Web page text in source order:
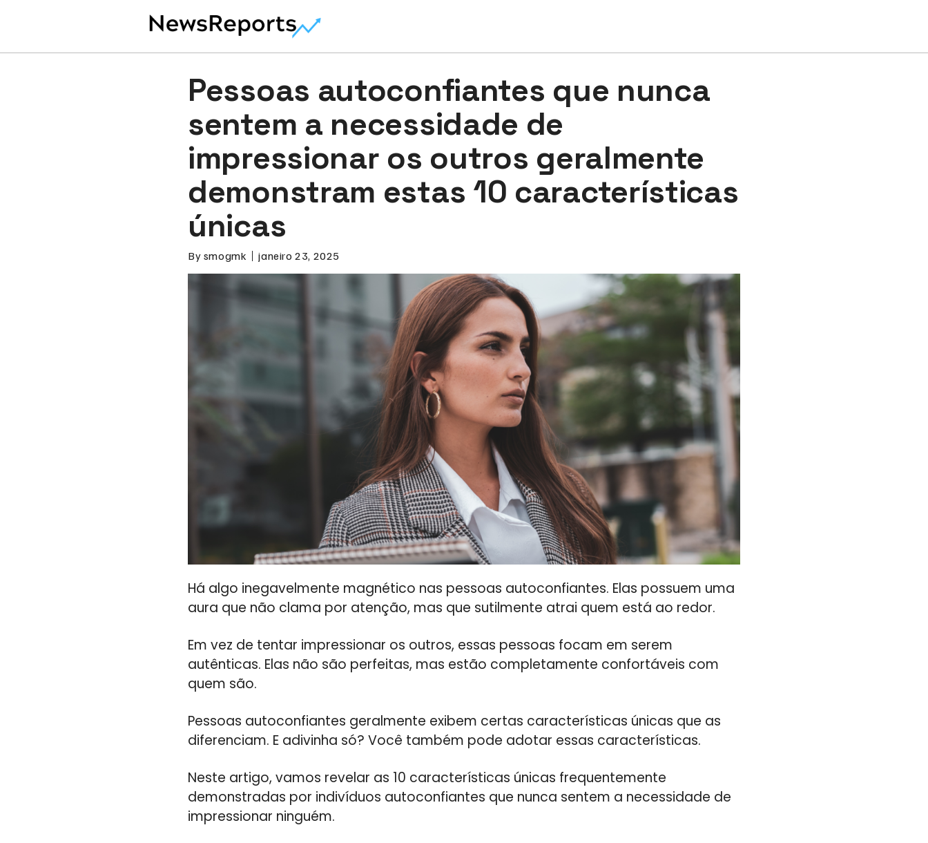
Pessoas autoconfiantes que nunca
sentem a necessidade de
impressionar os outros geralmente
demonstram estas 10 características
únicas
By smogmk janeiro 23, 2025
Há algo inegavelmente magnético nas pessoas autoconfiantes. Elas possuem uma
aura que não clama por atenção, mas que sutilmente atrai quem está ao redor.
Em vez de tentar impressionar os outros, essas pessoas focam em serem
autênticas. Elas não são perfeitas, mas estão completamente confortáveis com
quem são.
Pessoas autoconfiantes geralmente exibem certas características únicas que as
diferenciam. E adivinha só? Você também pode adotar essas características.
Neste artigo, vamos revelar as 10 características únicas frequentemente
demonstradas por indivíduos autoconfiantes que nunca sentem a necessidade de
impressionar ninguém.